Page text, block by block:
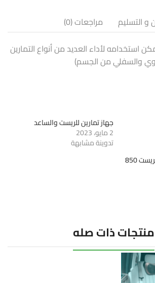
و التسليم
مراجعات (0)
استخدامه لأداء العديد من أنواع التمارين
والسفلي من الجسم)
جهاز تمارين للريست والساعد
2 مايو، 2023
تدوينة مشابهة
مفرمة اللحوم سيلفر كريست 850
منتجات ذات صله